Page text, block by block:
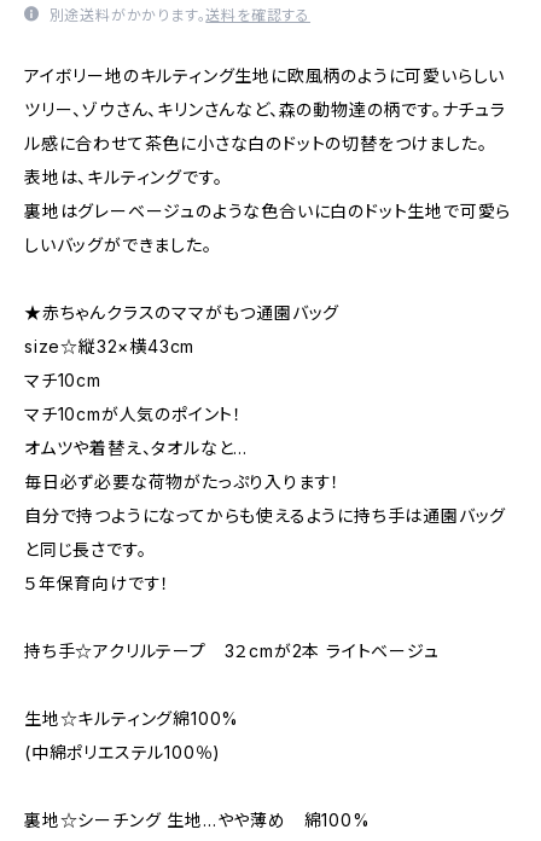
別途送料がかかります。送料を確認する
アイボリー地のキルティング生地に欧風柄のように可愛いらしい
ツリー、ゾウさん、キリンさんなど、森の動物達の柄です。ナチュラ
ル感に合わせて茶色に小さな白のドットの切替をつけました。
表地は、キルティングです。
裏地はグレーベージュのような色合いに白のドット生地で可愛ら
しいバッグができました。
★赤ちゃんクラスのママがもつ通園バッグ
size☆縦32×横43cm
マチ10cm
マチ10cmが人気のポイント！
オムツや着替え、タオルなと…
毎日必ず必要な荷物がたっぷり入ります！
自分で持つようになってからも使えるように持ち手は通園バッグ
と同じ長さです。
５年保育向けです！
持ち手☆アクリルテープ 3２cmが2本 ライトベージュ
生地☆キルティング綿100%
(中綿ポリエステル100％)
裏地☆シーチング 生地…やや薄め 綿100%